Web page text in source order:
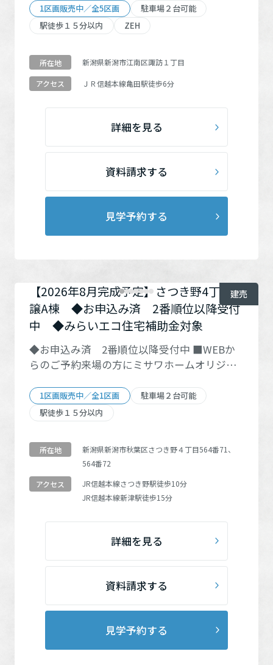
日(木)～9月26日(土)まで、 ご来場対象期間は2
026年8月1日(土)～9月28日(月)までとなりま
す。 建物が完成前の場合、現地や展示場等で
概要をご説明させていただいた方が対象とな
ります。 1家族1回まで。 マイホームのご購入
やご建築をお考えの方で、本ページから建売
に該当する方は対象外です。来場予約されて
いない方、当日予約の方、本ページの来場予
ォームをご相談の方、未成年者や学生の方、
既に当社あるいは他社とご契約済の方、その
予約状況によって日時等をご調整いただく場
合がございます。賞品は内容を変更させてい
中から抽選で、 『JTBえらべるギフト(5万円
相当)たびもの撰華 橘』を10名様にプレゼン
ト！！ 【応募要項】本キャンペーンは2026年
8月31日まで実施しています。WEBのフォーム
でご来場予約の上、8月31日までにご来場され
た方が対象です。賞品の仕様等は予告なく変
更になる場合がございます。当選者の発表は
賞品の発送をもってかえさせていただきま
す。 ◆将来的に返済額を軽減できるオプショ
ン【残価設定ローン】利用可能。 ◆多様化＆
ワン ・宅配BOX ◇折り上げ天井と間接照明を
あしらい、天井高約3.0mの解放感があるリビ
ング ◇ガスと電気のハイブリッド給湯器「エ
コワン」 ◇日々の備え、災害時の備えになる
1区画販売中／全5区画
駐車場２台可能
駅徒歩１５分以内
ZEH
所在地 新潟県新潟市江南区諏訪１丁目
アクセス ＪＲ信越本線亀田駅徒歩6分
詳細を見る
資料請求する
見学予約する
建売
【2026年8月完成予定】さつき野4丁目分
譲A棟 ◆お申込み済 2番順位以降受付
中 ◆みらいエコ住宅補助金対象
◆お申込み済 2番順位以降受付中 ■WEBか
らのご予約来場の方にミサワホームオリジナ
ト！ ご予約受付期間は2026年7月30日(木)～9
月26日(土)まで、 ご来場対象期間は2026年8月
1日(土)～9月28日(月)までとなります。 建物が
完成前の場合、現地や展示場等で概要をご説
明させていただいた方が対象となります。 1家
族1回まで。 マイホームのご購入やご建築をお
考えの方で、本ページから建売住宅(土地・中
古住宅の見学は対象外)を来場予約の上、ご来
日予約の方、本ページの来場予約フォーム以
外から来場予約された方、リフォームをご相
談の方、未成年者や学生の方、既に当社ある
いは他社とご契約済の方、その他来場予約キ
ャンペーンとの併用は不可。 ※予約状況によ
って日時等をご調整いただく場合がございま
す。賞品は内容を変更させていただく場合が
ございます。予めご了承ください。 ■さら
1区画販売中／全1区画
駐車場２台可能
駅徒歩１５分以内
所在地
新潟県新潟市秋葉区さつき野４丁目564番71、
564番72
アクセス
JR信越本線さつき野駅徒歩10分
JR信越本線新津駅徒歩15分
詳細を見る
資料請求する
見学予約する